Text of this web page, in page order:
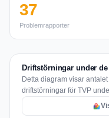
37
Problemrapporter
Driftstörningar under
Detta diagram visar
driftstörningar för TVP